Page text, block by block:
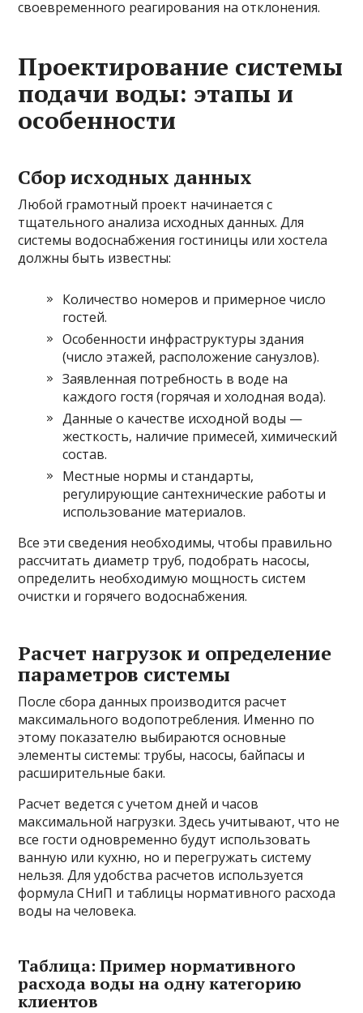
своевременного реагирования на отклонения.
Проектирование системы
подачи воды: этапы и
особенности
Сбор исходных данных
Любой грамотный проект начинается с
тщательного анализа исходных данных. Для
системы водоснабжения гостиницы или хостела
должны быть известны:
Количество номеров и примерное число
гостей.
Особенности инфраструктуры здания
(число этажей, расположение санузлов).
Заявленная потребность в воде на
каждого гостя (горячая и холодная вода).
Данные о качестве исходной воды —
жесткость, наличие примесей, химический
состав.
Местные нормы и стандарты,
регулирующие сантехнические работы и
использование материалов.
Все эти сведения необходимы, чтобы правильно
рассчитать диаметр труб, подобрать насосы,
определить необходимую мощность систем
очистки и горячего водоснабжения.
Расчет нагрузок и определение
параметров системы
После сбора данных производится расчет
максимального водопотребления. Именно по
этому показателю выбираются основные
элементы системы: трубы, насосы, байпасы и
расширительные баки.
Расчет ведется с учетом дней и часов
максимальной нагрузки. Здесь учитывают, что не
все гости одновременно будут использовать
ванную или кухню, но и перегружать систему
нельзя. Для удобства расчетов используется
формула СНиП и таблицы нормативного расхода
воды на человека.
Таблица: Пример нормативного
расхода воды на одну категорию
клиентов